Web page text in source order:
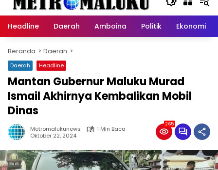
Headline Daerah Amboina Politik Ekonomi
Beranda Daerah
Daerah Headline
Mantan Gubernur Maluku Murad
Ismail Akhirnya Kembalikan Mobil
Dinas
Metromalukunews
1 Min Baca
Oktober 22, 2024
265